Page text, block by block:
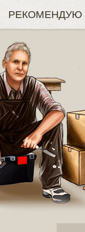
РЕКОМЕНДУЮ